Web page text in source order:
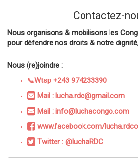
Contactez-
Nous organisons & mobilisons les
pour défendre nos droits & notre
Nous (re)joindre :
📞Wtsp +243 974233390
Mail : lucha.rdc@gmail.com
Mail : info@luchacongo.com
www.facebook.com/
Twitter : @luchaRDC